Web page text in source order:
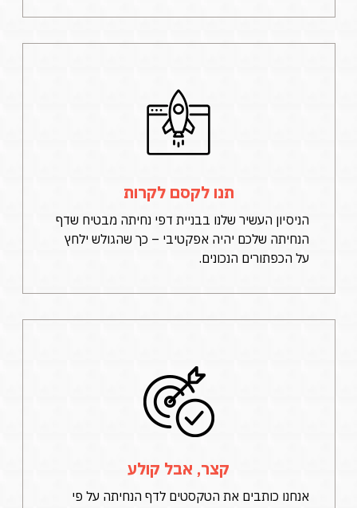
תנו לקסם לקרות
הניסיון העשיר שלנו בבניית דפי נחיתה מבטיח שדף
הנחיתה שלכם יהיה אפקטיבי – כך שהגולש ילחץ
על הכפתורים הנכונים.
קצר, אבל קולע
אנחנו כותבים את הטקסטים לדף הנחיתה על פי